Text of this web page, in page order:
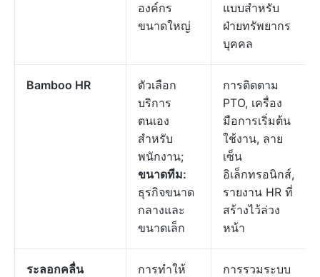
องค์กร
ขนาดใหญ่
แบบสำหรับ
ฝ่ายทรัพยากร
บุคคล
Bamboo HR
ตัวเลือก
บริการ
ตนเอง
สำหรับ
พนักงาน;
ขนาดทีม:
ธุรกิจขนาด
กลางและ
ขนาดเล็ก
การติดตาม
PTO, เครื่อง
มือการเริ่มต้น
ใช้งาน, ลาย
เซ็น
อิเล็กทรอนิกส์,
รายงาน HR ที่
สร้างไว้ล่วง
หน้า
ระลอกคลื่น
การทำให้
การรวมระบบ